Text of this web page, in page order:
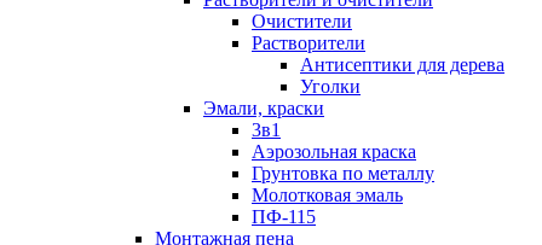
Очистители
Растворители
Антисептики для дерева
Уголки
Эмали, краски
3в1
Аэрозольная краска
Грунтовка по металлу
Молотковая эмаль
ПФ-115
Монтажная пена